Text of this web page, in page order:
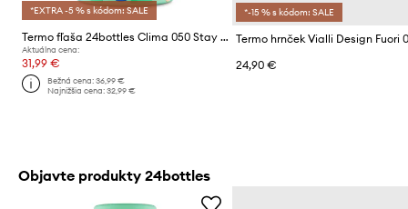
*EXTRA -5 % s kódom: SALE
Termo fľaša 24bottles Clima 050 Stay Fresh
Aktuálna cena:
31,99 €
Bežná cena:36,99 €
Najnižšia cena:32,99 €
*-15 % s kódom: SALE
Termo hrnček Vialli Design Fuori
24,90 €
Objavte produkty 24bottles